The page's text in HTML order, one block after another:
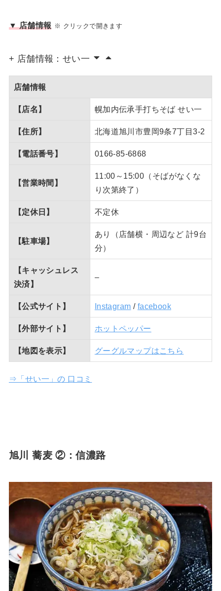
▼ 店舗情報 ※ クリックで開きます
+ 店舗情報：せい一
店舗情報
【店名】 幌加内伝承手打ちそば せい一
【住所】 北海道旭川市豊岡9条7丁目3-2
【電話番号】 0166-85-6868
【営業時間】
11:00～15:00（そばがなくな
り次第終了）
【定休日】 不定休
【駐車場】
あり（店舗横・周辺など 計9台
分）
【キャッシュレス
決済】
–
【公式サイト】 Instagram / facebook
【外部サイト】 ホットペッパー
【地図を表示】 グーグルマップはこちら
⇒「せい一」の 口コミ
旭川 蕎麦 ②：信濃路